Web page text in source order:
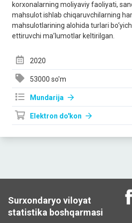
korxonаlаrning moliyaviy fаoliyati,
mаhsulot ishlаb chiqаruvchilаrning
mаhsulotlаrining аlohidа turlаri
ettiruvchi mа’lumotlаr keltirilgаn.
2020
53000 so'm
Mundarija
Elektron do'kon
Surxondaryo viloyat
statistika boshqarmasi